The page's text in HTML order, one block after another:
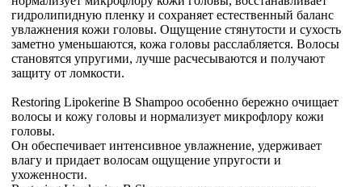
гидролипидную пленку и сохраняет естественный баланс
увлажнения кожи головы. Ощущение стянутости и сухость
заметно уменьшаются, кожа головы расслабляется. Волосы
становятся упругими, лучше расчесываются и получают
защиту от ломкости.
Restoring Lipokerine B Shampoo особенно бережно очищает
волосы и кожу головы и нормализует микрофлору кожи
головы.
Он обеспечивает интенсивное увлажнение, удерживает
влагу и придает волосам ощущение упругости и
ухоженности.